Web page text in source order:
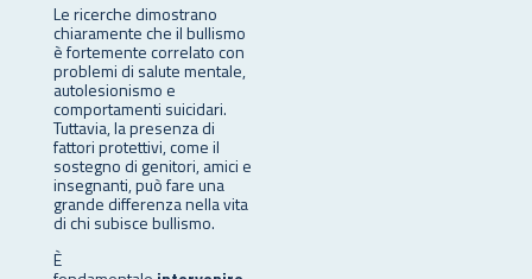
Le ricerche dimostrano
chiaramente che il bullismo
è fortemente correlato con
problemi di salute mentale,
autolesionismo e
comportamenti suicidari.
Tuttavia, la presenza di
fattori protettivi, come il
sostegno di genitori, amici e
insegnanti, può fare una
grande differenza nella vita
di chi subisce bullismo.
È